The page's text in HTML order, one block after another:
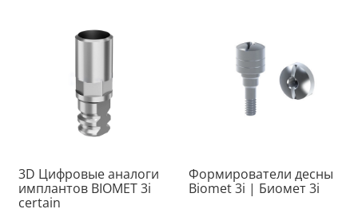
3D Цифровые аналоги
имплантов BIOMET 3i
certain
Формирователи десны
Biomet 3i | Биомет 3i